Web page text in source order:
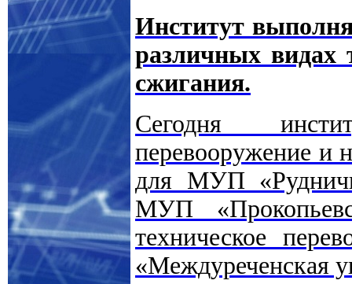
Институт
различных видах
сжигания.
Сегодня
перевооружение и
для МУП
МУП
техническое
«Междуреченская